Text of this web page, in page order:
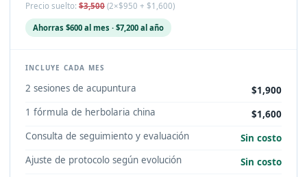
Precio suelto: $3,500 (2×$950 + $1,600)
Ahorras $600 al mes · $7,200 al año
INCLUYE CADA MES
2 sesiones de acupuntura
$1,900
1 fórmula de herbolaria china
$1,600
Consulta de seguimiento y evaluación
Sin costo
Ajuste de protocolo según evolución
Sin costo